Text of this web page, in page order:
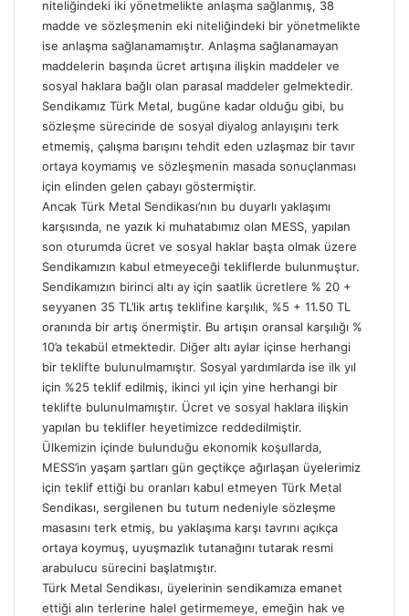
niteliğindeki iki yönetmelikte anlaşma sağlanmış, 38
madde ve sözleşmenin eki niteliğindeki bir yönetmelikte
ise anlaşma sağlanamamıştır. Anlaşma sağlanamayan
maddelerin başında ücret artışına ilişkin maddeler ve
sosyal haklara bağlı olan parasal maddeler gelmektedir.
Sendikamız Türk Metal, bugüne kadar olduğu gibi, bu
sözleşme sürecinde de sosyal diyalog anlayışını terk
etmemiş, çalışma barışını tehdit eden uzlaşmaz bir tavır
ortaya koymamış ve sözleşmenin masada sonuçlanması
için elinden gelen çabayı göstermiştir.
Ancak Türk Metal Sendikası’nın bu duyarlı yaklaşımı
karşısında, ne yazık ki muhatabımız olan MESS, yapılan
son oturumda ücret ve sosyal haklar başta olmak üzere
Sendikamızın kabul etmeyeceği tekliflerde bulunmuştur.
Sendikamızın birinci altı ay için saatlik ücretlere % 20 +
seyyanen 35 TL’lik artış teklifine karşılık, %5 + 11.50 TL
oranında bir artış önermiştir. Bu artışın oransal karşılığı %
10’a tekabül etmektedir. Diğer altı aylar içinse herhangi
bir teklifte bulunulmamıştır. Sosyal yardımlarda ise ilk yıl
için %25 teklif edilmiş, ikinci yıl için yine herhangi bir
teklifte bulunulmamıştır. Ücret ve sosyal haklara ilişkin
yapılan bu teklifler heyetimizce reddedilmiştir.
Ülkemizin içinde bulunduğu ekonomik koşullarda,
MESS’in yaşam şartları gün geçtikçe ağırlaşan üyelerimiz
için teklif ettiği bu oranları kabul etmeyen Türk Metal
Sendikası, sergilenen bu tutum nedeniyle sözleşme
masasını terk etmiş, bu yaklaşıma karşı tavrını açıkça
ortaya koymuş, uyuşmazlık tutanağını tutarak resmi
arabulucu sürecini başlatmıştır.
Türk Metal Sendikası, üyelerinin sendikamıza emanet
ettiği alın terlerine halel getirmemeye, emeğin hak ve